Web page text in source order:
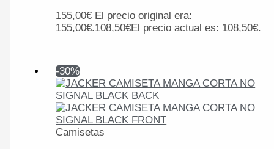
155,00€ El precio original era:
155,00€.108,50€El precio actual es: 108,50€.
-30%
Camisetas